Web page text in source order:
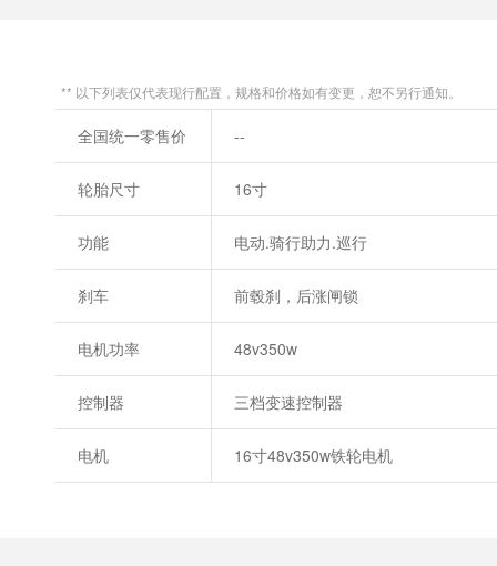
** 以下列表仅代表现行配置，规格和价格如有变更，恕不另行通知。
全国统一零售价 --
轮胎尺寸 16寸
功能 电动.骑行助力.巡行
刹车 前毂刹，后涨闸锁
电机功率 48v350w
控制器 三档变速控制器
电机 16寸48v350w铁轮电机